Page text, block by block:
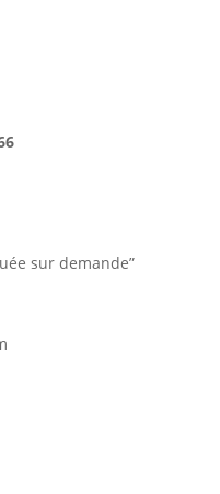
sur demande”